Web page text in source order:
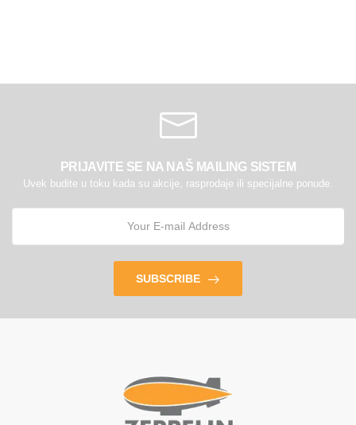
PRIJAVITE SE NA NAŠ MAILING SISTEM
Uvek budite u toku kada su akcije, rasprodaje ili specijalne ponude.
SUBSCRIBE